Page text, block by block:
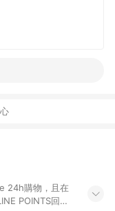
24h購物，且在
POINTS回饋